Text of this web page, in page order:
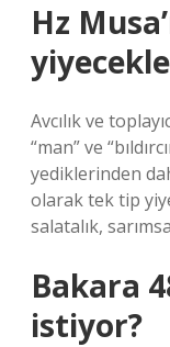
Hz
Avcılık ve
“man” ve
yediklerinden
olarak tek tip
salatalık,
Bakara
istiyor?